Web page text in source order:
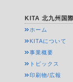
KITA 北九州国
ホーム
KITAについて
事業概要
トピックス
印刷物/広報